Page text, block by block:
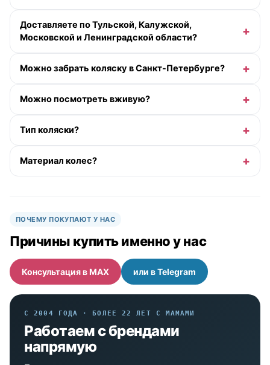
Доставляете по Тульской, Калужской,
Московской и Ленинградской области?
Можно забрать коляску в Санкт-Петербурге?
Можно посмотреть вживую?
Тип коляски?
Материал колес?
ПОЧЕМУ ПОКУПАЮТ У НАС
Причины купить именно у нас
Консультация в MAX или в Telegram
С 2004 ГОДА · БОЛЕЕ 22 ЛЕТ С МАМАМИ
Работаем с брендами
напрямую